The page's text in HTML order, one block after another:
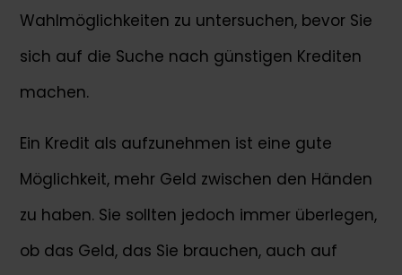
Wahlmöglichkeiten zu untersuchen, bevor Sie
sich auf die Suche nach günstigen Krediten
machen.
Ein Kredit als aufzunehmen ist eine gute
Möglichkeit, mehr Geld zwischen den Händen
zu haben. Sie sollten jedoch immer überlegen,
ob das Geld, das Sie brauchen, auch auf